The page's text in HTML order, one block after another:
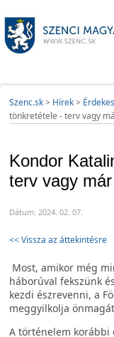
Szenc.sk> Hírek>
tönkretétele - terv vagy
Kondor
terv vagy
Dátum: 2024. 02. 07.
<< Vissza az áttekintésre
Most, amikor még
háborúval fekszünk
kezdi észrevenni, a
meggyilkolja
A történelem korábbi